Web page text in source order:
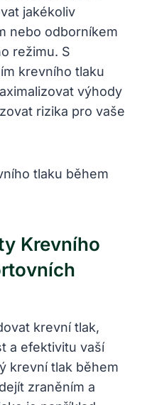
jakékoliv
nebo odborníkem
režimu. S
krevního tlaku
výhody
rizika pro vaše
Krevního
krevní tlak,
a efektivitu vaší
krevní tlak během
zraněním a